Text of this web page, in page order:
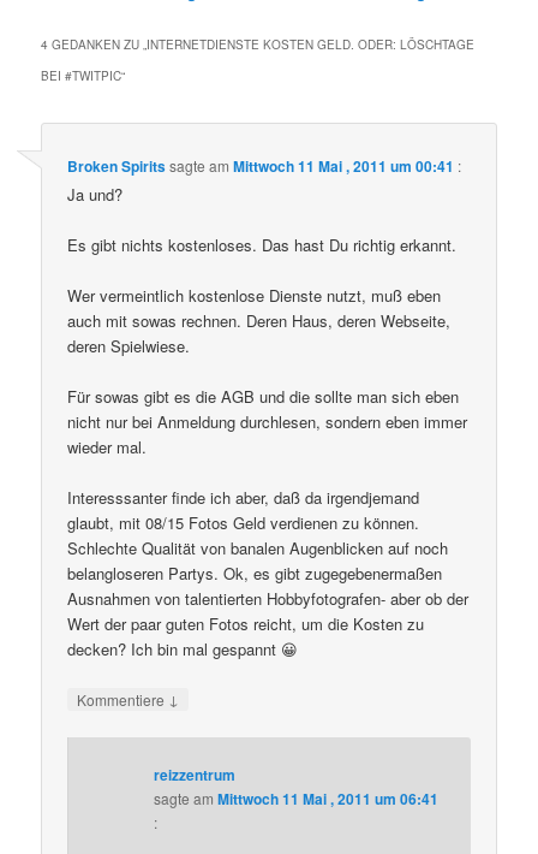
4 GEDANKEN ZU „INTERNETDIENSTE KOSTEN GELD. ODER: LÖSCHTAGE
BEI #TWITPIC“
Broken Spiritssagte amMittwoch 11 Mai , 2011 um 00:41 :
Ja und?
Es gibt nichts kostenloses. Das hast Du richtig erkannt.
Wer vermeintlich kostenlose Dienste nutzt, muß eben
auch mit sowas rechnen. Deren Haus, deren Webseite,
deren Spielwiese.
Für sowas gibt es die AGB und die sollte man sich eben
nicht nur bei Anmeldung durchlesen, sondern eben immer
wieder mal.
Interesssanter finde ich aber, daß da irgendjemand
glaubt, mit 08/15 Fotos Geld verdienen zu können.
Schlechte Qualität von banalen Augenblicken auf noch
belangloseren Partys. Ok, es gibt zugegebenermaßen
Ausnahmen von talentierten Hobbyfotografen- aber ob der
Wert der paar guten Fotos reicht, um die Kosten zu
decken? Ich bin mal gespannt 😀
Kommentiere ↓
reizzentrum
sagte amMittwoch 11 Mai , 2011 um 06:41
: